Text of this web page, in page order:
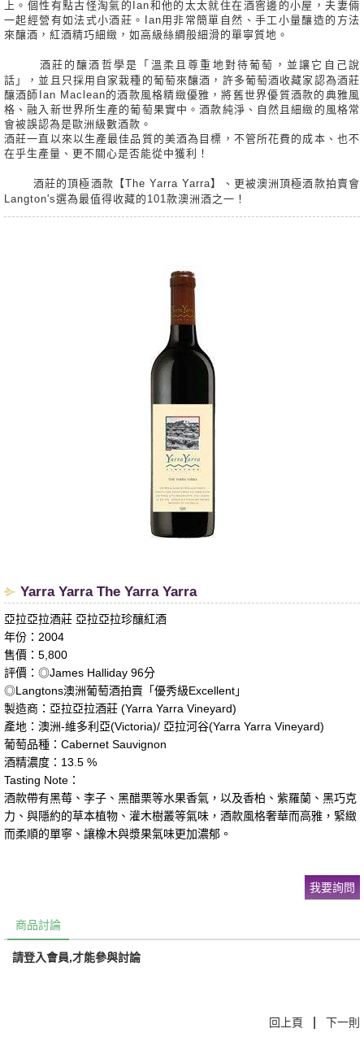
上。個性有點古怪淘氣的Ian和他的太太就住在酒窖邊的小屋，夫妻倆
一起經營有如法式小酒莊。Ian用非常簡單自然、手工小量釀造的方法
來釀酒，紅酒精巧細緻，如高級絲綢般細滑的單寧質地。
酒莊的釀酒哲學是「溫柔且尊重地對待葡萄，並讓它自己說
話」，並且只採用自家栽種的葡萄來釀酒，許多葡萄酒收藏家認為酒莊
釀酒師Ian Maclean的酒款風格精緻優雅，將舊世界優質酒款的典雅風
格、融入新世界所生產的葡萄果實中。酒款純淨、自然且細緻的風格常
會被誤認為是歐洲級數酒款。
酒莊一直以來以生產最佳品質的美酒為目標，不管所花費的成本、也不
在乎生產量、更不關心是否能從中獲利！
酒莊的頂極酒款【The Yarra Yarra】、更被澳洲頂極酒款拍賣會
Langton's選為最值得收藏的101款澳洲酒之一！
Yarra Yarra The Yarra Yarra
亞拉亞拉酒莊 亞拉亞拉珍釀紅酒
年份：2004
售價：5,800
評價：◎James Halliday 96分
◎Langtons澳洲葡萄酒拍賣「優秀級Excellent」
製造商：亞拉亞拉酒莊 (Yarra Yarra Vineyard)
產地：澳洲-維多利亞(Victoria)/ 亞拉河谷(Yarra Yarra Vineyard)
葡萄品種：Cabernet Sauvignon
酒精濃度：13.5 %
Tasting Note：
酒款帶有黑莓、李子、黑醋栗等水果香氣，以及香柏、紫羅蘭、黑巧克
力、與隱約的草本植物、灌木樹叢等氣味，酒款風格奢華而高雅，緊緻
而柔順的單寧、讓橡木與漿果氣味更加濃郁。
我要詢問
商品討論
請登入會員,才能參與討論
回上頁 下一則